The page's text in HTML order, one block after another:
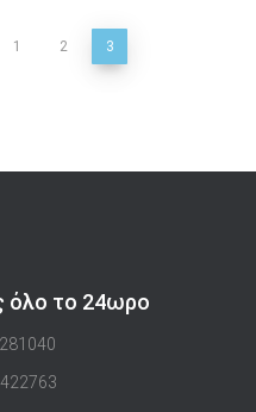
1 2 3
όλο το 24ωρο